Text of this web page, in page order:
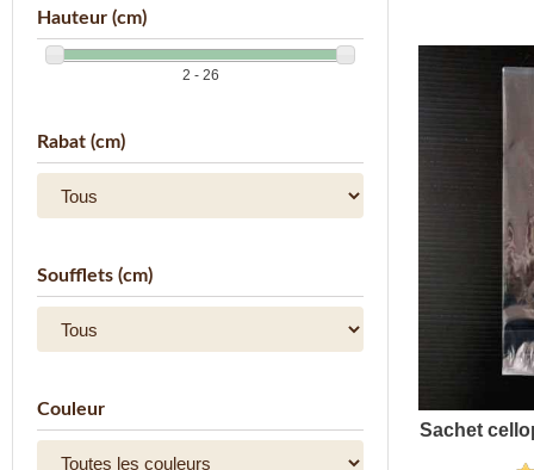
Hauteur (cm)
2 - 26
Rabat (cm)
Soufflets (cm)
Couleur
Sachet